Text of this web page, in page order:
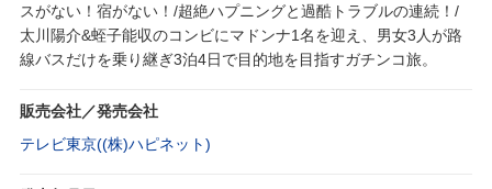
スがない！宿がない！/超絶ハプニングと過酷トラブルの連続！/
太川陽介&蛭子能収のコンビにマドンナ1名を迎え、男女3人が路
線バスだけを乗り継ぎ3泊4日で目的地を目指すガチンコ旅。
販売会社／発売会社
テレビ東京((株)ハピネット)